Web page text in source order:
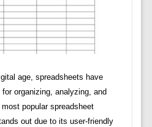
age, spreadsheets have
organizing, analyzing, and
popular spreadsheet
out due to its user-friendly